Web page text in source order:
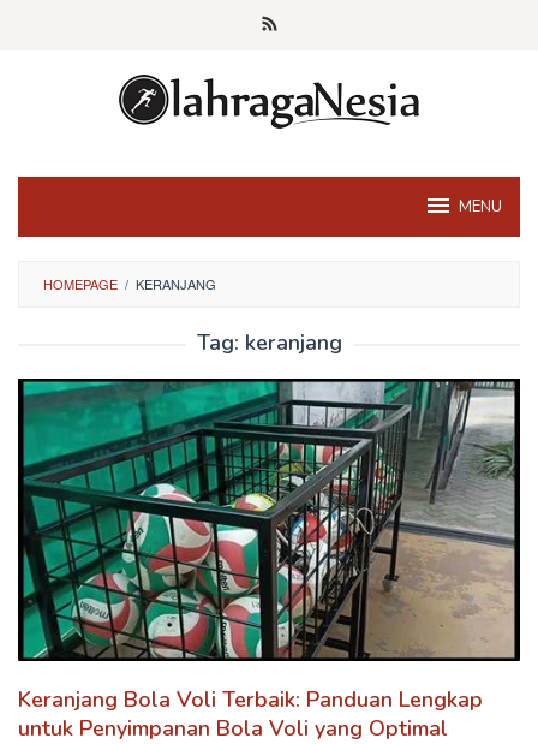
MENU
HOMEPAGE / KERANJANG
Tag: keranjang
Keranjang Bola Voli Terbaik: Panduan Lengkap
untuk Penyimpanan Bola Voli yang Optimal